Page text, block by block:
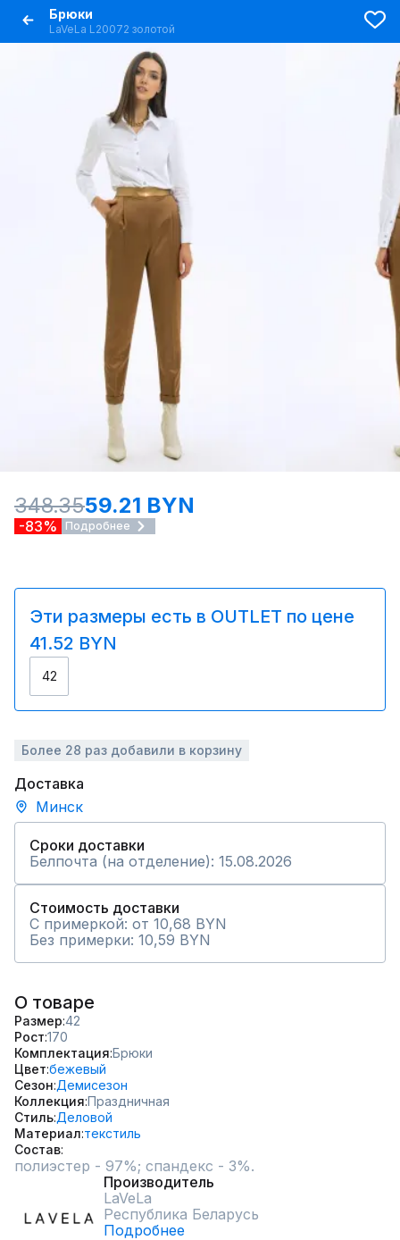
Брюки
LaVeLa L20072 золотой
348.3559.21 BYN
-83% Подробнее
Эти размеры есть в OUTLET по цене
41.52 BYN
42
Более 28 раз добавили в корзину
Доставка
Минск
Сроки доставки
Белпочта (на отделение): 15.08.2026
Стоимость доставки
С примеркой: от 10,68 BYN
Без примерки: 10,59 BYN
О товаре
Размер 42
Рост 170
Комплектация Брюки
Цвет бежевый
Сезон Демисезон
Коллекция Праздничная
Стиль Деловой
Материал текстиль
Состав
полиэстер - 97%; спандекс - 3%.
Производитель
LaVeLa
Республика Беларусь
Подробнее